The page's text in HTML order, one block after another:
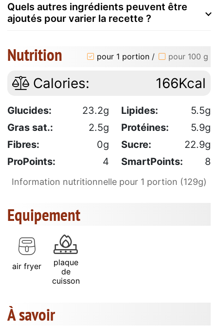
Quels autres ingrédients peuvent être
ajoutés pour varier la recette ?
Nutrition pour 1 portion / pour 100 g
Calories: 166Kcal
Glucides: 23.2g Lipides:
5.5g
Gras sat.:
2.5g Protéines:
5.9g
Fibres:
0g Sucre:
22.9g
ProPoints:
4 SmartPoints: 8
Information nutritionnelle pour 1 portion (129g)
Equipement
air fryer
plaque
de
cuisson
À savoir